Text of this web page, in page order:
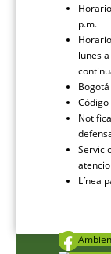
p.m.
lunes
Línea